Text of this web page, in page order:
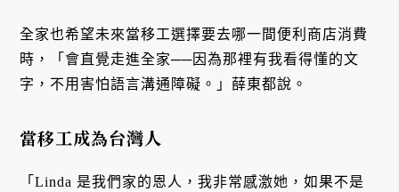
全家也希望未來當移工選擇要去哪一間便利商店消費
時，「會直覺走進全家──因為那裡有我看得懂的文
字，不用害怕語言溝通障礙。」薛東都說。
當移工成為台灣人
「Linda 是我們家的恩人，我非常感激她，如果不是